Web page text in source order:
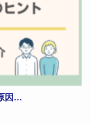
因…